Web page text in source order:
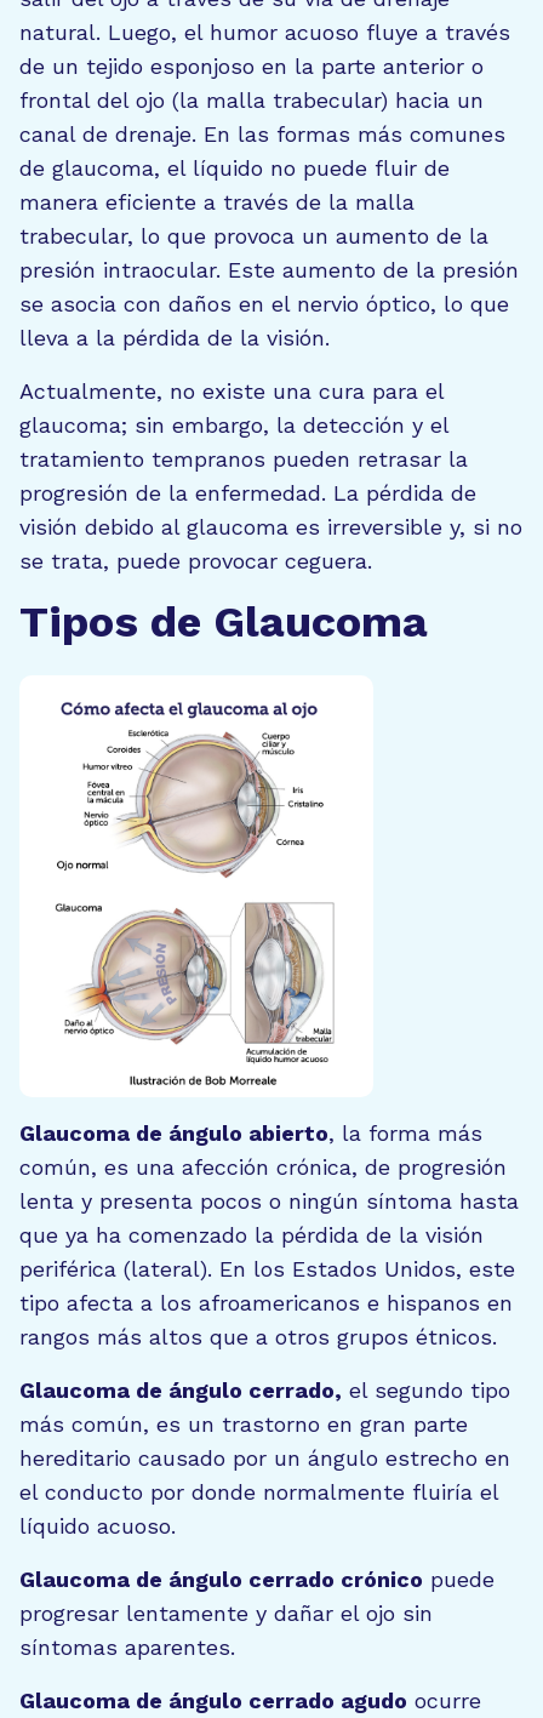
natural. Luego, el humor acuoso fluye a través
de un tejido esponjoso en la parte anterior o
frontal del ojo (la malla trabecular) hacia un
canal de drenaje. En las formas más comunes
de glaucoma, el líquido no puede fluir de
manera eficiente a través de la malla
trabecular, lo que provoca un aumento de la
presión intraocular. Este aumento de la presión
se asocia con daños en el nervio óptico, lo que
lleva a la pérdida de la visión.
Actualmente, no existe una cura para el
glaucoma; sin embargo, la detección y el
tratamiento tempranos pueden retrasar la
progresión de la enfermedad. La pérdida de
visión debido al glaucoma es irreversible y, si no
se trata, puede provocar ceguera.
Tipos de Glaucoma
Glaucoma de ángulo abierto, la forma más
común, es una afección crónica, de progresión
lenta y presenta pocos o ningún síntoma hasta
que ya ha comenzado la pérdida de la visión
periférica (lateral). En los Estados Unidos, este
tipo afecta a los afroamericanos e hispanos en
rangos más altos que a otros grupos étnicos.
Glaucoma de ángulo cerrado, el segundo tipo
más común, es un trastorno en gran parte
hereditario causado por un ángulo estrecho en
el conducto por donde normalmente fluiría el
líquido acuoso.
Glaucoma de ángulo cerrado crónico puede
progresar lentamente y dañar el ojo sin
síntomas aparentes.
Glaucoma de ángulo cerrado agudo ocurre